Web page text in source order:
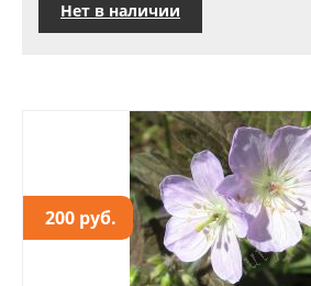
Нет в наличии
200 руб.